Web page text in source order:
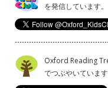
を発信しています。
Oxford Reading
でつぶやいています